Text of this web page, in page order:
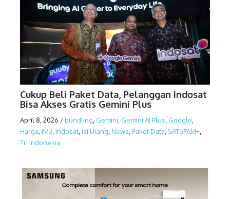
Cukup Beli Paket Data, Pelanggan Indosat
Bisa Akses Gratis Gemini Plus
April 8, 2026 /bundling, Gemini, Gemini AI Plus, Google,
Harga,IM3,Indosat,Isi Ulang,News,Paket Data, SATSPAM+,
Tri Indonesia